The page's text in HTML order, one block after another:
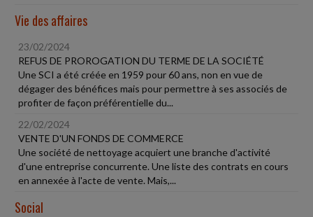
Vie des affaires
23/02/2024
REFUS DE PROROGATION DU TERME DE LA SOCIÉTÉ
Une SCI a été créée en 1959 pour 60 ans, non en vue de
dégager des bénéfices mais pour permettre à ses associés de
profiter de façon préférentielle du...
22/02/2024
VENTE D'UN FONDS DE COMMERCE
Une société de nettoyage acquiert une branche d'activité
d'une entreprise concurrente. Une liste des contrats en cours
en annexée à l'acte de vente. Mais,...
Social